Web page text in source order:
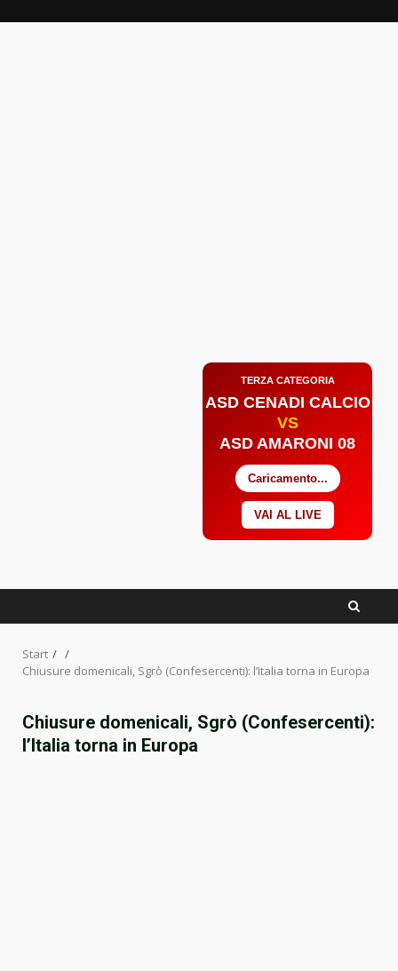
TERZA CATEGORIA
ASD CENADI CALCIO
VS
ASD AMARONI 08
Caricamento...
VAI AL LIVE
Start
Chiusure domenicali, Sgrò (Confesercenti): l’Italia torna in Europa
Chiusure domenicali, Sgrò (Confesercenti):
l’Italia torna in Europa